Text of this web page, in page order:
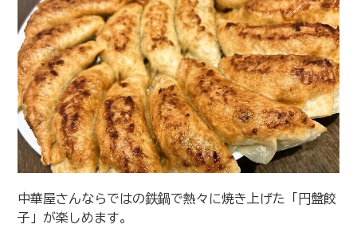
中華屋さんならではの鉄鍋で熱々に焼き上げた「円盤餃
子」が楽しめます。